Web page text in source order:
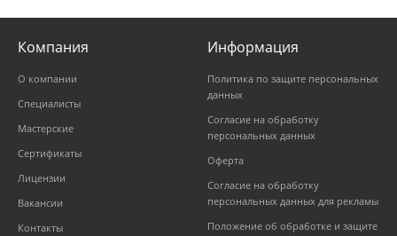
Компания
О компании
Специалисты
Мастерские
Сертификаты
Лицензии
Вакансии
Контакты
Информация
Политика по защите персональных
данных
Согласие на обработку
персональных данных
Оферта
Согласие на обработку
персональных данных для рекламы
Положение об обработке и защите